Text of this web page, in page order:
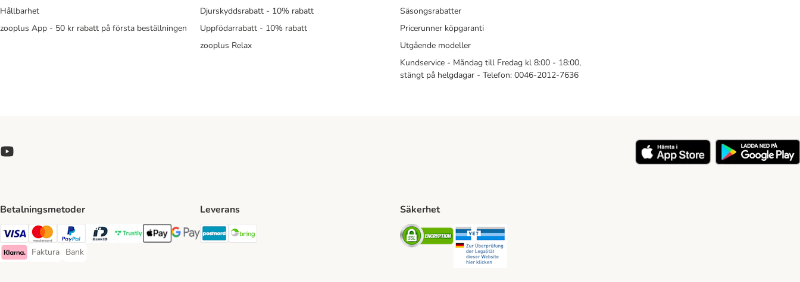
Hållbarhet
zooplus App - 50 kr rabatt på första beställningen
Djurskyddsrabatt - 10% rabatt
Uppfödarrabatt - 10% rabatt
zooplus Relax
Säsongsrabatter
Pricerunner köpgaranti
Utgående modeller
Kundservice - Måndag till Fredag kl 8:00 - 18:00,
stängt på helgdagar - Telefon: 0046-2012-7636
Betalningsmetoder
Visa Payment Method
Mastercard Payment Method
PayPal Payment Method
BankID Payment Method
Trustly Payment Method
Apple Pay Payment Method
Googple Pay Payment Method
Klarna Payment Method
Faktura
Faktura Payment Method
Bank
Bank Payment Method
Leverans
Postnord Shipping Method
Säkerhet
Security